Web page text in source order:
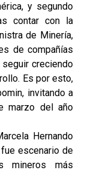
y segundo
contar con la
de Minería,
de compañías
creciendo
Es por esto,
invitando a
marzo del año
Hernando
escenario de
mineros más